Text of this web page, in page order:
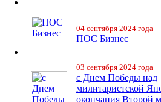
04 сентября 2024 года
ПОС Бизнес
03 сентября 2024 года
с Днем Победы над
милитаристской
окончания Второй